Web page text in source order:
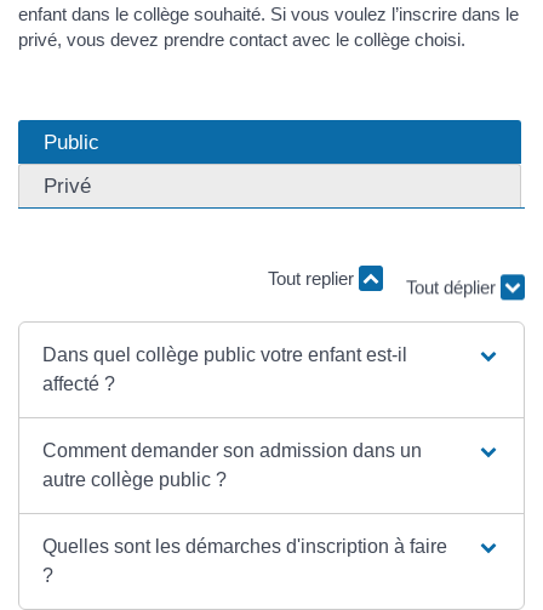
enfant dans le collège souhaité. Si vous voulez l’inscrire dans le
privé, vous devez prendre contact avec le collège choisi.
Public
Privé
Tout replier Tout déplier
Dans quel collège public votre enfant est-il
affecté ?
Comment demander son admission dans un
autre collège public ?
Quelles sont les démarches d'inscription à faire
?